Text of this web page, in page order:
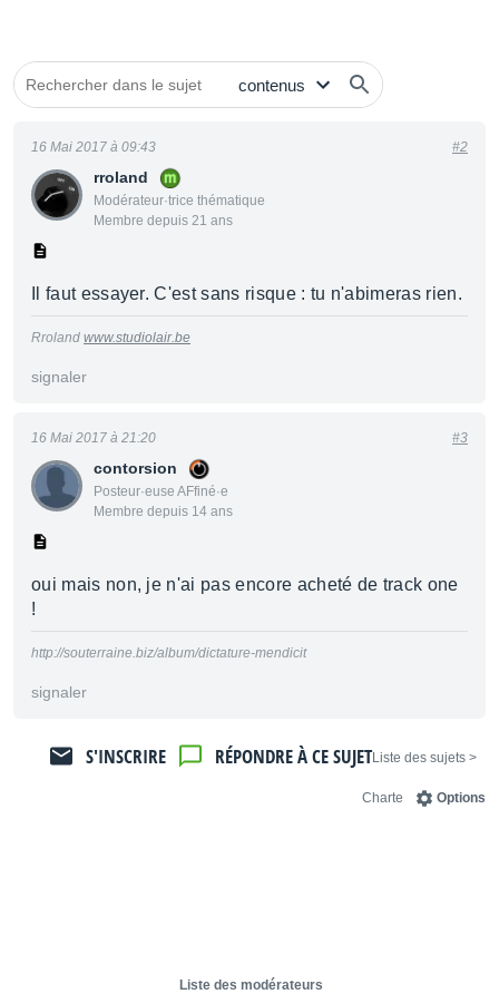
rroland
Modérateur·trice thématique
Membre depuis 21 ans
16 Mai 2017 à 09:43 #2
Il faut essayer. C'est sans risque : tu n'abimeras rien.
Rroland www.studiolair.be
signaler
contorsion
Posteur·euse AFfiné·e
Membre depuis 14 ans
16 Mai 2017 à 21:20 #3
oui mais non, je n'ai pas encore acheté de track one
!
http://souterraine.biz/album/dictature-mendicit
signaler
< Liste des sujets
RÉPONDRE À CE SUJET
S'INSCRIRE
Options
Charte
Liste des modérateurs